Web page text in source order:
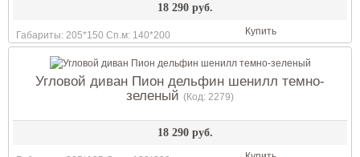
18 290 руб.
Габариты: 205*150 Сп.м: 140*200 Купить
Угловой диван Пион дельфин шенилл темно-
зеленый (Код: 2279)
18 290 руб.